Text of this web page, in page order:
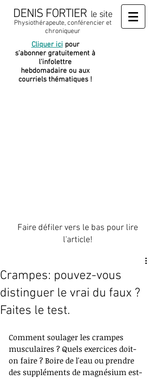
DENIS FORTIER le site
Physiothérapeute, conférencier et
chroniqueur
Cliquer ici pour
s'abonner gratuitement à
l'infolettre
hebdomadaire ou aux
courriels thématiques !
Faire défiler vers le bas pour lire
l'article!
Crampes: pouvez-vous
distinguer le vrai du faux ?
Faites le test.
Comment soulager les crampes
musculaires ? Quels exercices doit-
on faire ? Boire de l'eau ou prendre
des suppléments de magnésium est-